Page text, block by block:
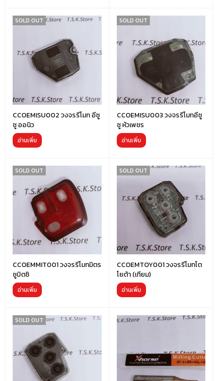
SOLD OUT
CCOEMISU002 วงจรรีโมท อีซู
ซู ออนิว
อ่านเพิ่ม
SOLD OUT
CCOEMISU003 วงจรรีโมทอีซู
ซู หัวเพชร
อ่านเพิ่ม
SOLD OUT
CCOEMMIT001 วงจรรีโมทมิตร
ซูบิตซิ
อ่านเพิ่ม
SOLD OUT
CCOEMTOY001 วงจรรีโมทโต
โยต้า (เทียม)
อ่านเพิ่ม
SOLD OUT